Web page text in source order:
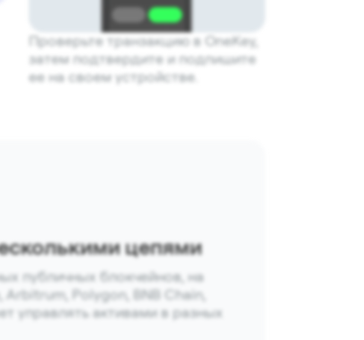
Проверьте транзакцию в OneKey,
затем подтвердите и подпишите
ее на своем устройстве.
цепями
публичных блокчейнов, на
Polygon, BNB Chain,
управлять активами в разных